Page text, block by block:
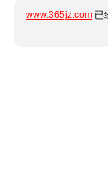
www.365jz.com 已